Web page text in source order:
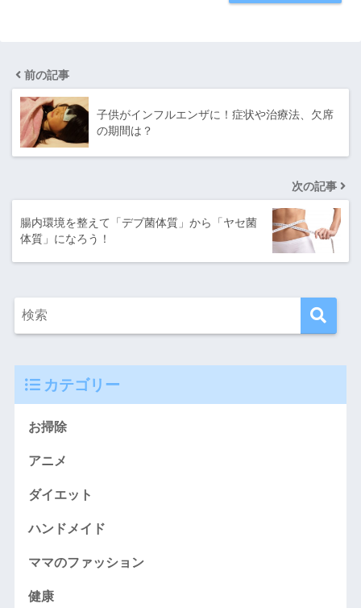
前の記事
子供がインフルエンザに！症状や治療法、欠席
の期間は？
次の記事
腸内環境を整えて「デブ菌体質」から「ヤセ菌
体質」になろう！
カテゴリー
お掃除
アニメ
ダイエット
ハンドメイド
ママのファッション
健康